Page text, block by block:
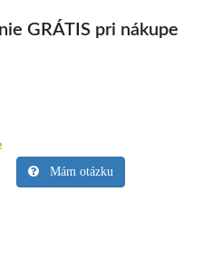
GRÁTIS pri nákupe
Mám otázku